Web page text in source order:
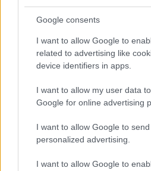
Google consents
I want to allow Google to
related to advertising like
device identifiers in apps.
I want to allow my user data
Google for online advertising
I want to allow Google to
personalized advertising.
I want to allow Google to
PANKRÁCIÓ: Péterfy
PP Center•2012. július 10.